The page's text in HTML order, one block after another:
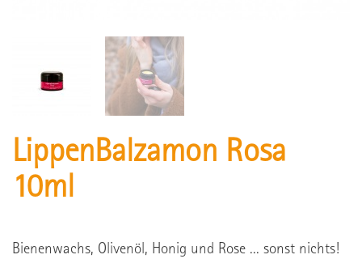
LippenBalzamon Rosa
10ml
Bienenwachs, Olivenöl, Honig und Rose ... sonst nichts!